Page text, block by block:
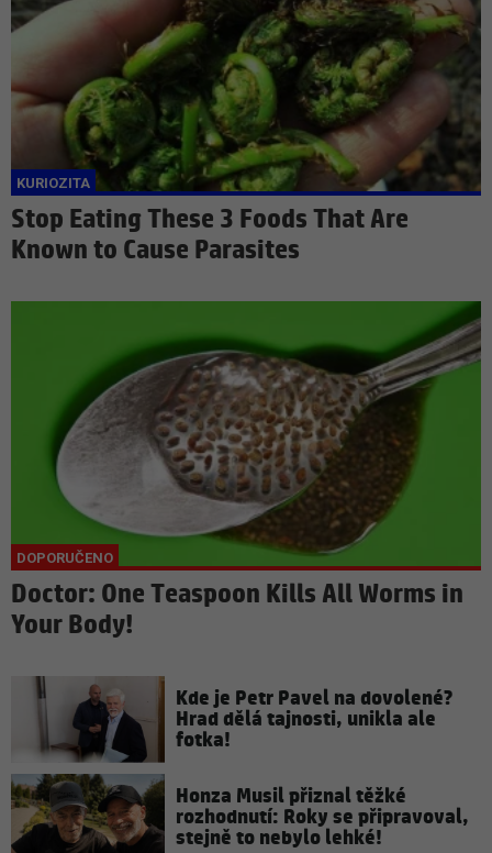
Stop Eating These 3 Foods That Are
Known to Cause Parasites
Doctor: One Teaspoon Kills All Worms in
Your Body!
Kde je Petr Pavel na dovolené?
Hrad dělá tajnosti, unikla ale
fotka!
Honza Musil přiznal těžké
rozhodnutí: Roky se připravoval,
stejně to nebylo lehké!